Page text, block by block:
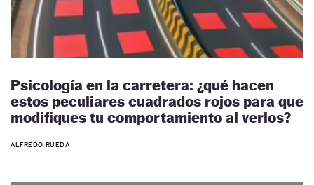
Psicología en la carretera: ¿qué hacen
estos peculiares cuadrados rojos para que
modifiques tu comportamiento al verlos?
ALFREDO RUEDA